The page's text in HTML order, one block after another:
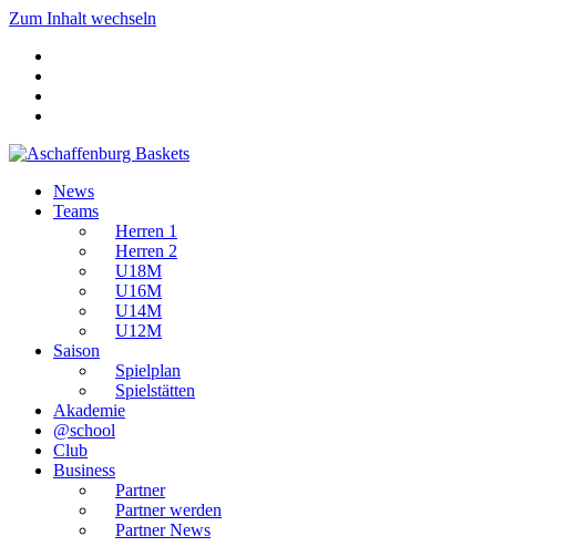
Zum Inhalt wechseln
News
Teams
Herren 1
Herren 2
U18M
U16M
U14M
U12M
Saison
Spielplan
Spielstätten
Akademie
@school
Club
Business
Partner
Partner werden
Partner News